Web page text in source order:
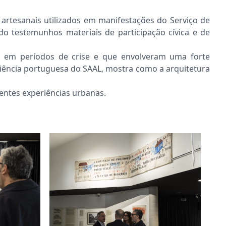
utilizados em manifestações do Serviço de
testemunhos materiais de participação cívica e de
períodos de crise e que envolveram uma forte
portuguesa doSAAL, mostra como a arquitetura
experiências urbanas.